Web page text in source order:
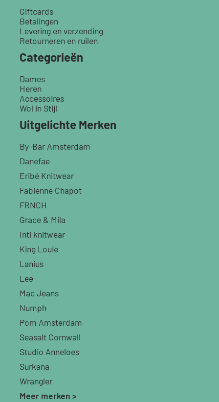
Giftcards
Betalingen
Levering en verzending
Retourneren en ruilen
Categorieën
Dames
Heren
Accessoires
Wol in Stijl
Uitgelichte Merken
By-Bar Amsterdam
Danefae
Eribé Knitwear
Fabienne Chapot
FRNCH
Grace & Mila
Inti knitwear
King Louie
Lanius
Lee
Mac Jeans
Numph
Pom Amsterdam
Seasalt Cornwall
Studio Anneloes
Surkana
Wrangler
Meer merken >